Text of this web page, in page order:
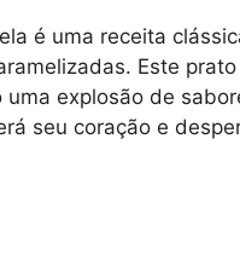
é uma receita
Este
explosão de
seu coração e